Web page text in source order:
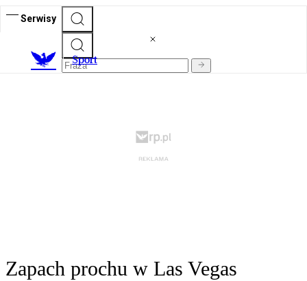
Serwisy
Sport
Zapach prochu w Las Vegas